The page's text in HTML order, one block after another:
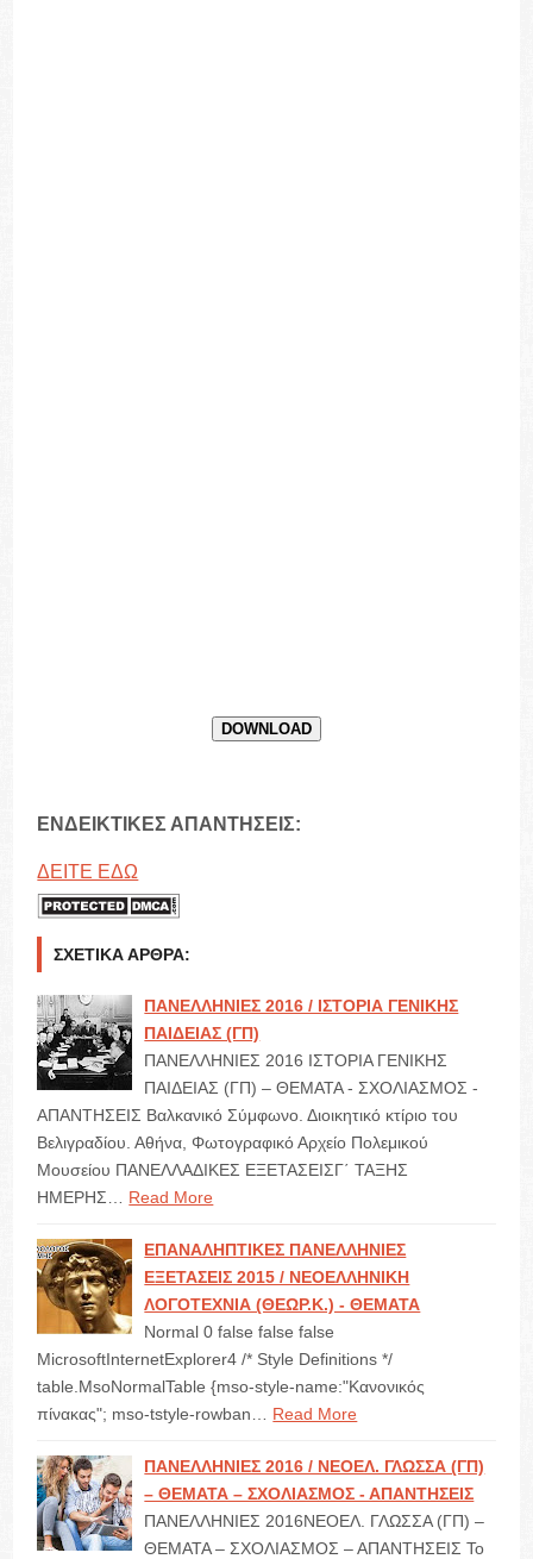
DOWNLOAD
ΕΝΔΕΙΚΤΙΚΕΣ ΑΠΑΝΤΗΣΕΙΣ:
ΔΕΙΤΕ ΕΔΩ
ΣΧΕΤΙΚΆ ΆΡΘΡΑ:
ΠΑΝΕΛΛΗΝΙΕΣ 2016 / ΙΣΤΟΡΙΑ ΓΕΝΙΚΗΣ
ΠΑΙΔΕΙΑΣ (ΓΠ)
ΠΑΝΕΛΛΗΝΙΕΣ 2016 ΙΣΤΟΡΙΑ ΓΕΝΙΚΗΣ
ΠΑΙΔΕΙΑΣ (ΓΠ) – ΘΕΜΑΤΑ - ΣΧΟΛΙΑΣΜΟΣ -
ΑΠΑΝΤΗΣΕΙΣ Βαλκανικό Σύμφωνο. Διοικητικό κτίριο του
Βελιγραδίου. Αθήνα, Φωτογραφικό Αρχείο Πολεμικού
Μουσείου ΠΑΝΕΛΛΑΔΙΚΕΣ ΕΞΕΤΑΣΕΙΣΓ΄ ΤΑΞΗΣ
ΗΜΕΡΗΣ…
Read More
ΕΠΑΝΑΛΗΠΤΙΚΕΣ ΠΑΝΕΛΛΗΝΙΕΣ
ΕΞΕΤΑΣΕΙΣ 2015 / ΝΕΟΕΛΛΗΝΙΚΗ
ΛΟΓΟΤΕΧΝΙΑ (ΘΕΩΡ.Κ.) - ΘΕΜΑΤΑ
Normal 0 false false false
MicrosoftInternetExplorer4 /* Style Definitions */
table.MsoNormalTable {mso-style-name:"Κανονικός
πίνακας"; mso-tstyle-rowban…
Read More
ΠΑΝΕΛΛΗΝΙΕΣ 2016 / ΝΕΟΕΛ. ΓΛΩΣΣΑ (ΓΠ)
– ΘΕΜΑΤΑ – ΣΧΟΛΙΑΣΜΟΣ - ΑΠΑΝΤΗΣΕΙΣ
ΠΑΝΕΛΛΗΝΙΕΣ 2016ΝΕΟΕΛ. ΓΛΩΣΣΑ (ΓΠ) –
ΘΕΜΑΤΑ – ΣΧΟΛΙΑΣΜΟΣ – ΑΠΑΝΤΗΣΕΙΣ Το